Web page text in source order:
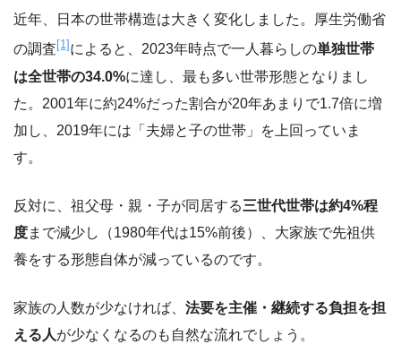
近年、日本の世帯構造は大きく変化しました。厚生労働省
の調査 [1] によると、2023年時点で一人暮らしの単独世帯
は全世帯の34.0%に達し、最も多い世帯形態となりまし
た。2001年に約24%だった割合が20年あまりで1.7倍に増
加し、2019年には「夫婦と子の世帯」を上回っていま
す。
反対に、祖父母・親・子が同居する三世代世帯は約4%程
度まで減少し（1980年代は15%前後）、大家族で先祖供
養をする形態自体が減っているのです。
家族の人数が少なければ、 法要を主催・継続する負担を担
える人が少なくなるのも自然な流れでしょう。